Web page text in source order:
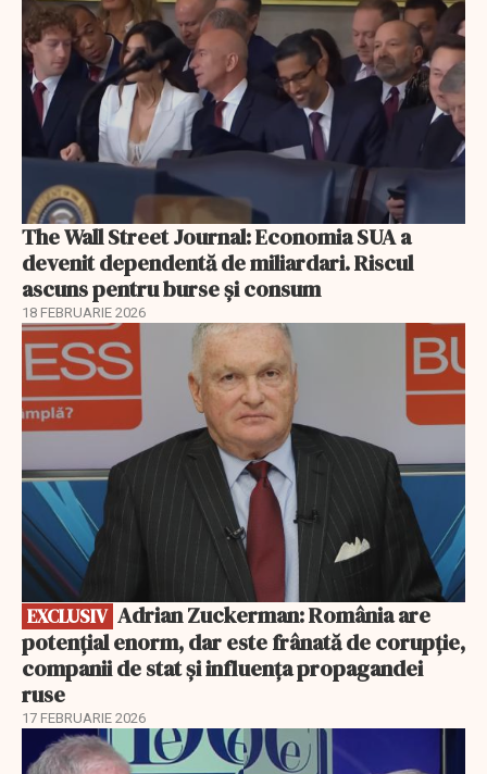
The Wall Street Journal: Economia SUA a
devenit dependentă de miliardari. Riscul
ascuns pentru burse și consum
18 FEBRUARIE 2026
EXCLUSIV
EXCLUSIV
potențial enorm, dar este frânată de corupție,
companii de stat și influența propagandei
ruse
17 FEBRUARIE 2026
EXCLUSIV